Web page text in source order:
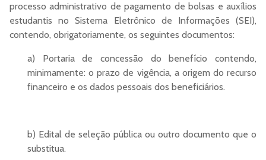
processo administrativo de pagamento de bolsas e auxílios
estudantis no Sistema Eletrônico de Informações (SEI),
contendo, obrigatoriamente, os seguintes documentos:
a) Portaria de concessão do benefício contendo,
minimamente: o prazo de vigência, a origem do recurso
financeiro e os dados pessoais dos beneficiários.
b) Edital de seleção pública ou outro documento que o
substitua.